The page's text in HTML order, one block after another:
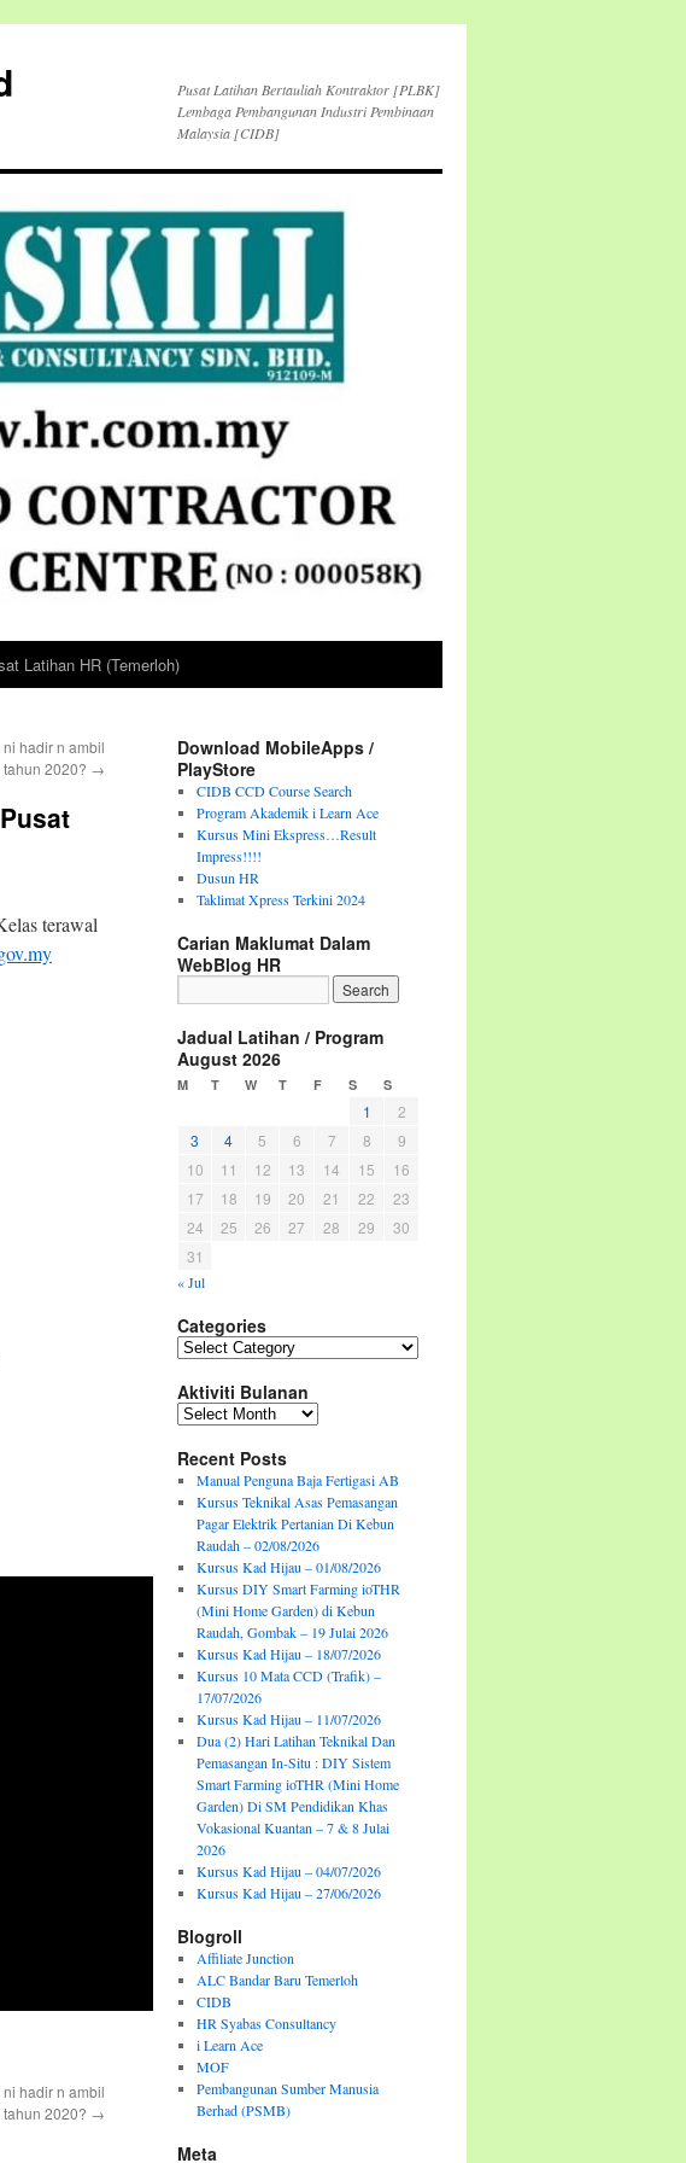
Pusat Latihan Bertauliah Kontraktor [PLBK]
Lembaga Pembangunan Industri Pembinaan
Malaysia [CIDB]
Latihan HR (Temerloh)
hadir n ambil
2020? →
terawal
hadir n ambil
2020? →
Download MobileApps /
PlayStore
CIDB CCD Course Search
Program Akademik i Learn Ace
Kursus Mini Ekspress…Result
Impress!!!!
Dusun HR
Taklimat Xpress Terkini 2024
Carian Maklumat Dalam
WebBlog HR
Jadual Latihan / Program
August 2026
M T W T F S S
1
2
3
4 5 6 7 8
9
10
11 12 13 14 15
16
17
18 19 20 21 22
23
24
25 26 27 28 29
30
31
« Jul
Categories
Categories
Aktiviti Bulanan
Aktiviti
Recent Posts
Manual Penguna Baja Fertigasi AB
Kursus Teknikal Asas Pemasangan
Pagar Elektrik Pertanian Di Kebun
Raudah – 02/08/2026
Kursus Kad Hijau – 01/08/2026
Kursus DIY Smart Farming ioTHR
(Mini Home Garden) di Kebun
Raudah, Gombak – 19 Julai 2026
Kursus Kad Hijau – 18/07/2026
Kursus 10 Mata CCD (Trafik) –
17/07/2026
Kursus Kad Hijau – 11/07/2026
Dua (2) Hari Latihan Teknikal Dan
Pemasangan In-Situ : DIY Sistem
Smart Farming ioTHR (Mini Home
Garden) Di SM Pendidikan Khas
Vokasional Kuantan – 7 & 8 Julai
2026
Kursus Kad Hijau – 04/07/2026
Kursus Kad Hijau – 27/06/2026
Blogroll
Affiliate Junction
ALC Bandar Baru Temerloh
CIDB
HR Syabas Consultancy
i Learn Ace
MOF
Pembangunan Sumber Manusia
Berhad (PSMB)
Meta